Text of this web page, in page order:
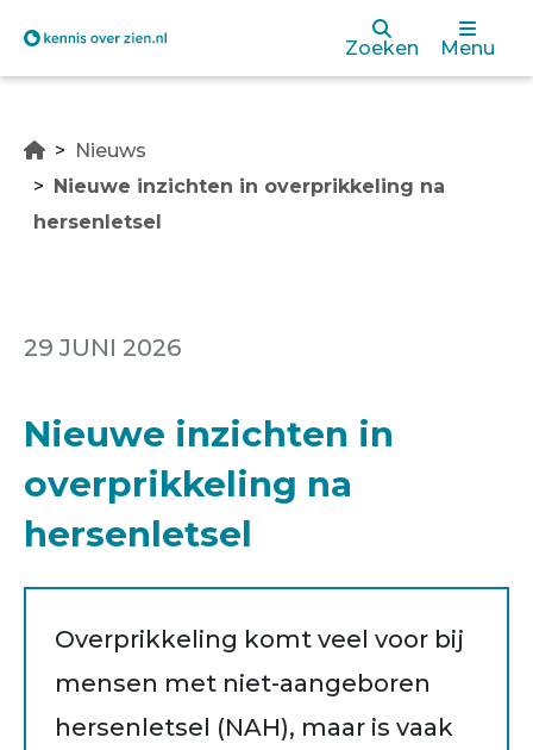
Overslaan
de
inhoud
Zoeken Menu
Nieuws
Nieuwe inzichten in overprikkeling na
hersenletsel
29 JUNI 2026
Nieuwe inzichten in
overprikkeling na
hersenletsel
Overprikkeling komt veel voor bij
mensen met niet-aangeboren
hersenletsel (NAH), maar is vaak